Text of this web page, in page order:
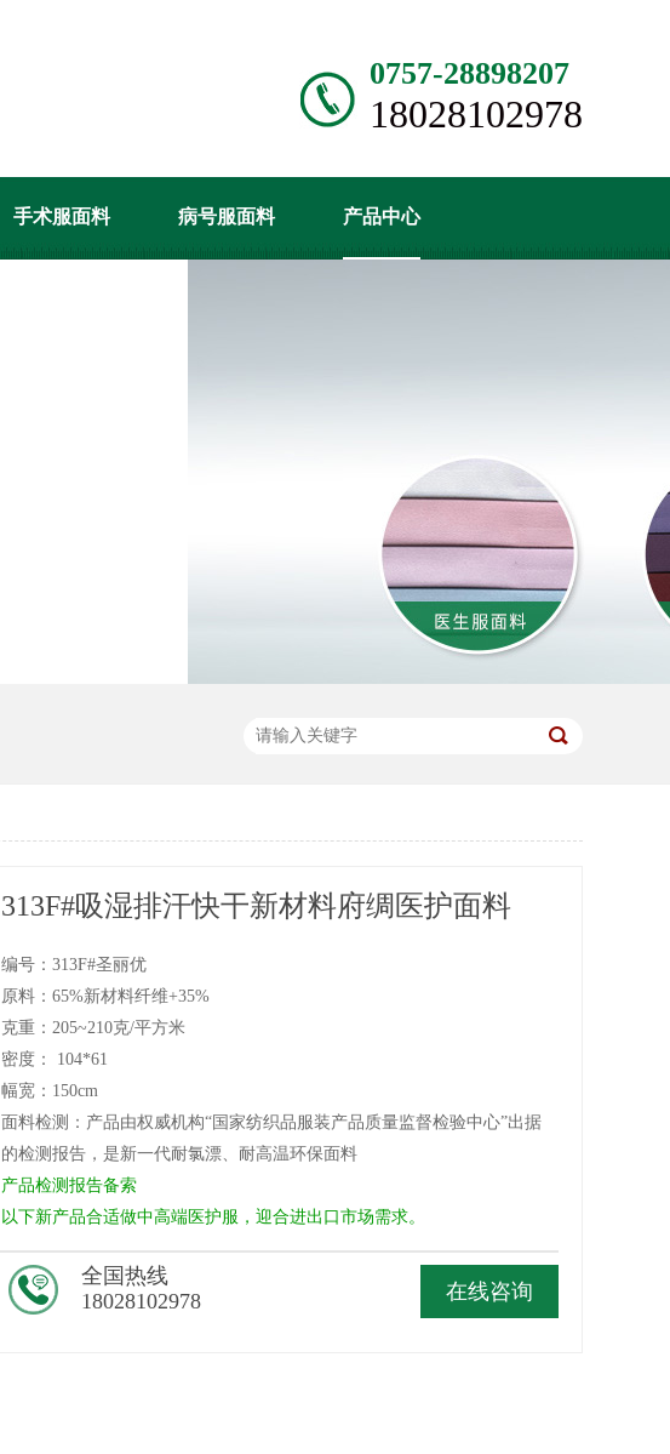
0757-28898207
18028102978
手术服面料 病号服面料 产品中心
313F#吸湿排汗快干新材料府绸医护面料
编号：313F#圣丽优
原料：65%新材料纤维+35%
克重：205~210克/平方米
密度： 104*61
幅宽：150cm
面料检测：产品由权威机构“国家纺织品服装产品质量监督检验中心”出据
的检测报告，是新一代耐氯漂、耐高温环保面料
产品检测报告备索
以下新产品合适做中高端医护服，迎合进出口市场需求。
在线咨询
全国热线
18028102978